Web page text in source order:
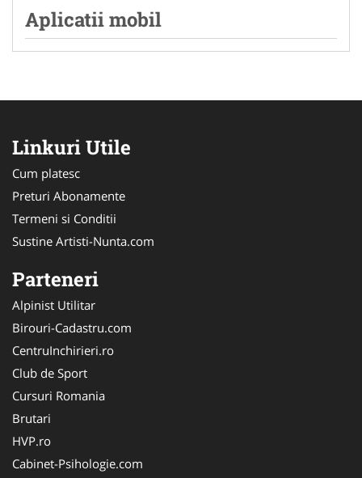
Aplicatii mobil
Linkuri Utile
Cum platesc
Preturi Abonamente
Termeni si Conditii
Sustine Artisti-Nunta.com
Parteneri
Alpinist Utilitar
Birouri-Cadastru.com
CentruInchirieri.ro
Club de Sport
Cursuri Romania
Brutari
HVP.ro
Cabinet-Psihologie.com